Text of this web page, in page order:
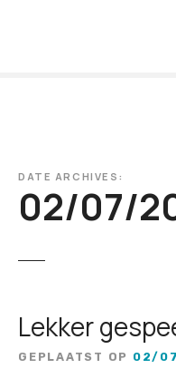
DATE ARCHIVES:
02/07/
Lekker
GEPLAATST OP 02/